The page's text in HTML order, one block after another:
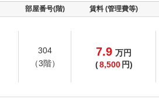
部屋番号(階) 賃料 (管理費等)
304
（3階）
7.9 万円
(8,500 円)